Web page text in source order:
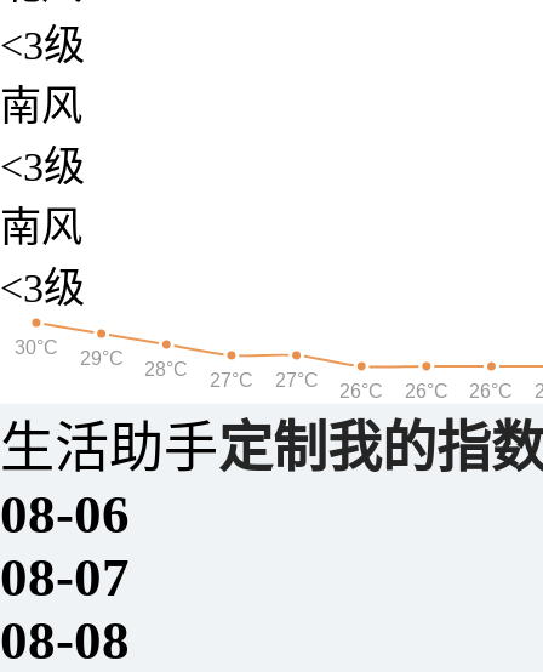
<3级
南风
<3级
南风
<3级
30°C
29°C
28°C
27°C 27°C
26°C 26°C 26°C
生活助手定制我的指
08-06
08-07
08-08